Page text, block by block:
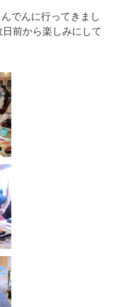
でんに行ってきまし
前から楽しみにして